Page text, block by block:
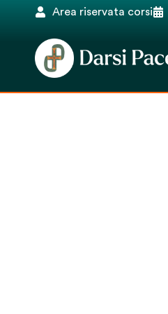
Area riservata corsi